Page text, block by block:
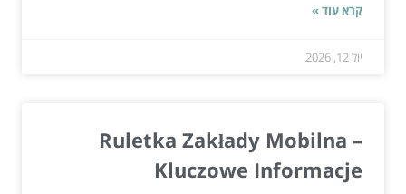
קרא עוד »
יול 12, 2026
Ruletka Zakłady Mobilna –
Kluczowe Informacje